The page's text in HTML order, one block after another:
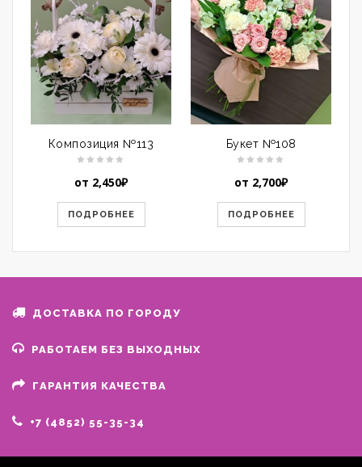
Композиция №113
от 2,450₽
ПОДРОБНЕЕ
Букет №108
от 2,700₽
ПОДРОБНЕЕ
ДОСТАВКА ПО ГОРОДУ
РАБОТАЕМ БЕЗ ВЫХОДНЫХ
ГАРАНТИЯ КАЧЕСТВА
+7 (4852) 55-35-34